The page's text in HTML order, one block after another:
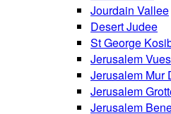
Jourdain Vallee
Desert Judee
St George
Jerusalem Vues
Jerusalem Mur
Jerusalem
Jerusalem